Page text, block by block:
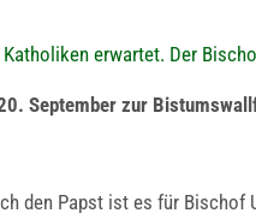
erwartet. Der
September zur
den Papst ist es für